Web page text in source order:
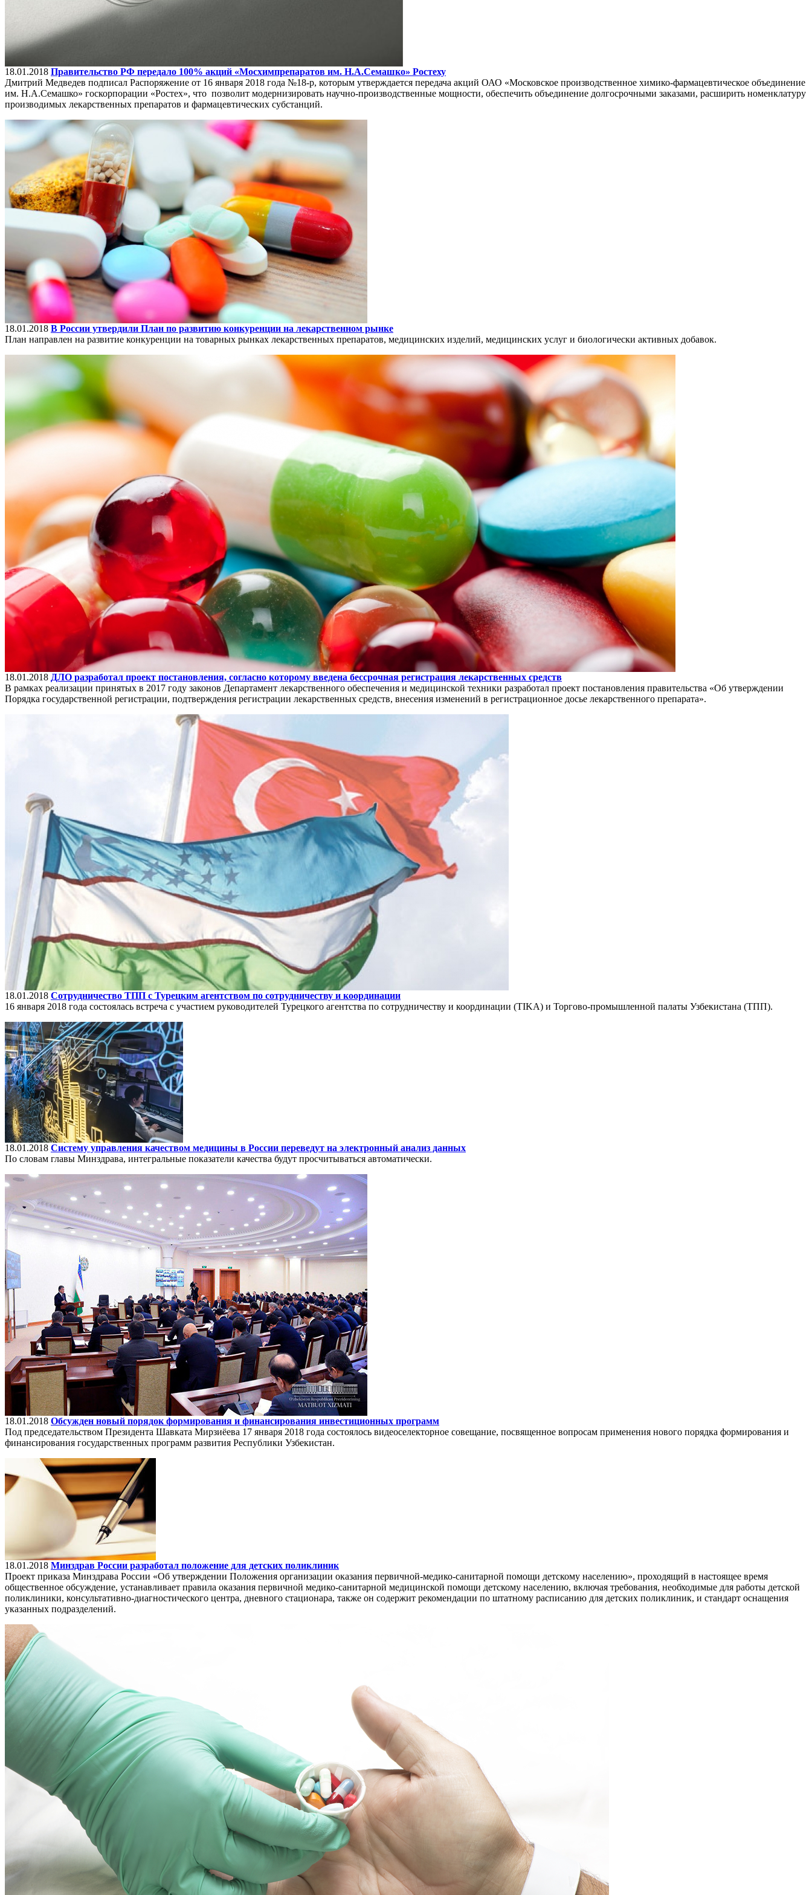
18.01.2018 Правительство РФ передало 100% акций «Мосхимпрепаратов им. Н.А.Семашко» Ростеху
Дмитрий Медведев подписал Распоряжение от 16 января 2018 года №18-р, которым утверждается передача акций ОАО «Московское производственное химико-фармацевтическое объединение
им. Н.А.Семашко» госкорпорации «Ростех», что позволит модернизировать научно-производственные мощности, обеспечить объединение долгосрочными заказами, расширить номенклатуру
производимых лекарственных препаратов и фармацевтических субстанций.
18.01.2018 В России утвердили План по развитию конкуренции на лекарственном рынке
План направлен на развитие конкуренции на товарных рынках лекарственных препаратов, медицинских изделий, медицинских услуг и биологически активных добавок.
18.01.2018 ДЛО разработал проект постановления, согласно которому введена бессрочная регистрация лекарственных средств
В рамках реализации принятых в 2017 году законов Департамент лекарственного обеспечения и медицинской техники разработал проект постановления правительства «Об утверждении
Порядка государственной регистрации, подтверждения регистрации лекарственных средств, внесения изменений в регистрационное досье лекарственного препарата».
18.01.2018 Сотрудничество ТПП с Турецким агентством по сотрудничеству и координации
16 января 2018 года состоялась встреча с участием руководителей Турецкого агентства по сотрудничеству и координации (TIKA) и Торгово-промышленной палаты Узбекистана (ТПП).
18.01.2018 Систему управления качеством медицины в России переведут на электронный анализ данных
По словам главы Минздрава, интегральные показатели качества будут просчитываться автоматически.
18.01.2018 Обсужден новый порядок формирования и финансирования инвестиционных программ
Под председательством Президента Шавката Мирзиёева 17 января 2018 года состоялось видеоселекторное совещание, посвященное вопросам применения нового порядка формирования и
финансирования государственных программ развития Республики Узбекистан.
18.01.2018 Минздрав России разработал положение для детских поликлиник
Проект приказа Минздрава России «Об утверждении Положения организации оказания первичной-медико-санитарной помощи детскому населению», проходящий в настоящее время
общественное обсуждение, устанавливает правила оказания первичной медико-санитарной медицинской помощи детскому населению, включая требования, необходимые для работы детской
поликлиники, консультативно-диагностического центра, дневного стационара, также он содержит рекомендации по штатному расписанию для детских поликлиник, и стандарт оснащения
указанных подразделений.